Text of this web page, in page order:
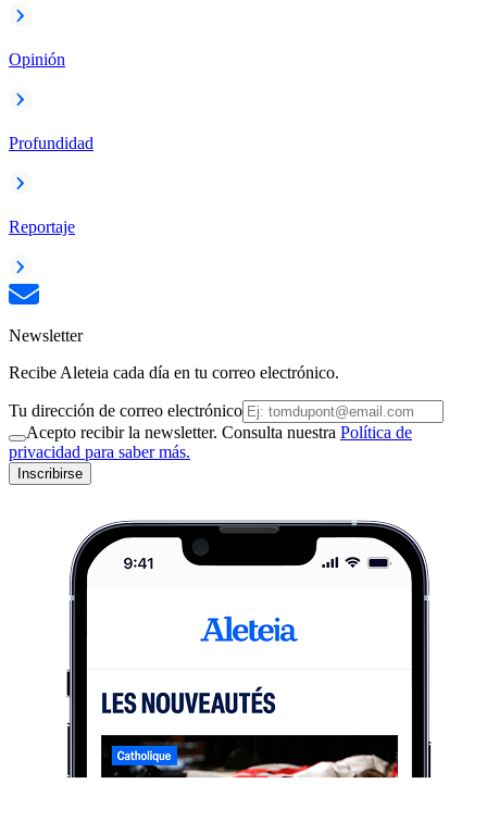
Opinión
Profundidad
Reportaje
Newsletter
Recibe Aleteia cada día en tu correo electrónico.
Tu dirección de correo electrónico
Acepto recibir la newsletter. Consulta nuestra Política de
privacidad para saber más.
Inscribirse